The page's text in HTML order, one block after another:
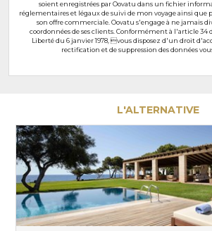
soient enregistrées par Oovatu dans un fichier
réglementaires et légaux de suivi de mon voyage ainsi
son offre commerciale. Oovatu s'engage à ne jamais
coordonnées de ses clients. Conformément à l'article 34
Liberté du 6 janvier 1978, vous disposez d'un droit
rectification et de suppression des données
L'ALTERNATIVE